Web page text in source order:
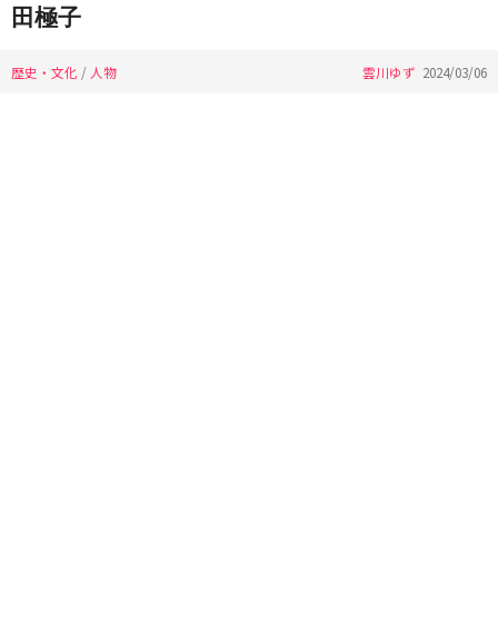
田極子
歴史・文化 / 人物 雲川ゆず 2024/03/06